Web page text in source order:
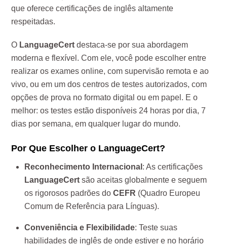
que oferece certificações de inglês altamente
respeitadas.
O LanguageCert destaca-se por sua abordagem
moderna e flexível. Com ele, você pode escolher entre
realizar os exames online, com supervisão remota e ao
vivo, ou em um dos centros de testes autorizados, com
opções de prova no formato digital ou em papel. E o
melhor: os testes estão disponíveis 24 horas por dia, 7
dias por semana, em qualquer lugar do mundo.
Por Que Escolher o LanguageCert?
Reconhecimento Internacional : As certificações
LanguageCert são aceitas globalmente e seguem
os rigorosos padrões do CEFR (Quadro Europeu
Comum de Referência para Línguas).
Conveniência e Flexibilidade: Teste suas
habilidades de inglês de onde estiver e no horário